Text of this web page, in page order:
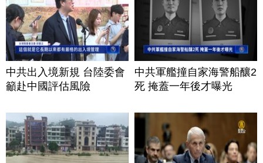
中共出入境新規 台陸委會
籲赴中國評估風險
中共軍艦撞自家海警船釀2
死 掩蓋一年後才曝光